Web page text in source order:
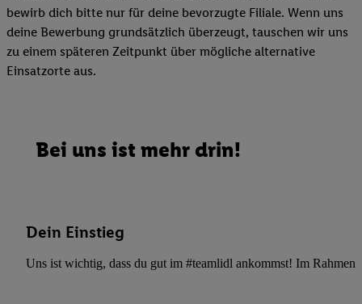
bewirb dich bitte nur für deine bevorzugte Filiale. Wenn uns
deine Bewerbung grundsätzlich überzeugt, tauschen wir uns
zu einem späteren Zeitpunkt über mögliche alternative
Einsatzorte aus.
Bei uns ist mehr drin!
Dein Einstieg
Uns ist wichtig, dass du gut im #teamlidl ankommst! Im Rahmen